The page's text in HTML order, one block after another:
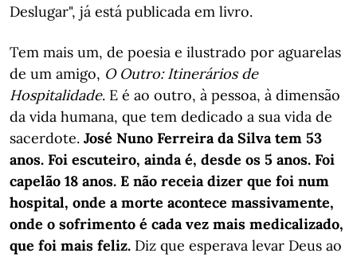
Deslugar", já está publicada em livro.
Tem mais um, de poesia e ilustrado por aguarelas
de um amigo, O Outro: Itinerários de
Hospitalidade. E é ao outro, à pessoa, à dimensão
da vida humana, que tem dedicado a sua vida de
sacerdote. José Nuno Ferreira da Silva tem 53
anos. Foi escuteiro, ainda é, desde os 5 anos. Foi
capelão 18 anos. E não receia dizer que foi num
hospital, onde a morte acontece massivamente,
onde o sofrimento é cada vez mais medicalizado,
que foi mais feliz. Diz que esperava levar Deus ao